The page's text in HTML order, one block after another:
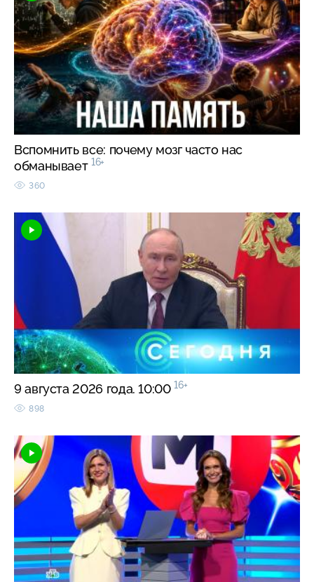
Вспомнить все: почему мозг часто нас
обманывает 16+
360
9 августа 2026 года. 10:00 16+
898